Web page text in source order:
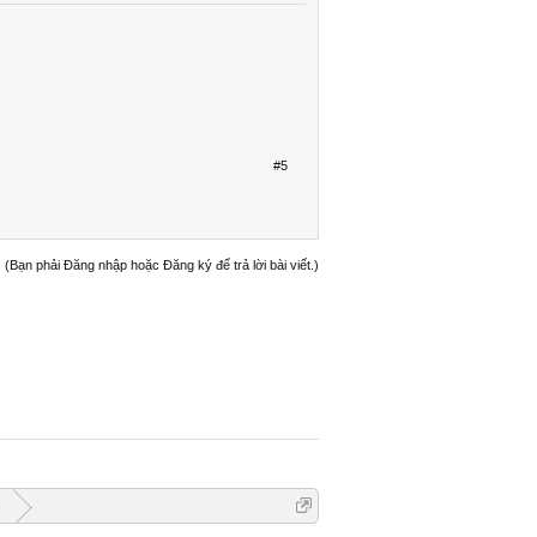
#5
(Bạn phải Đăng nhập hoặc Đăng ký để trả lời bài viết.)